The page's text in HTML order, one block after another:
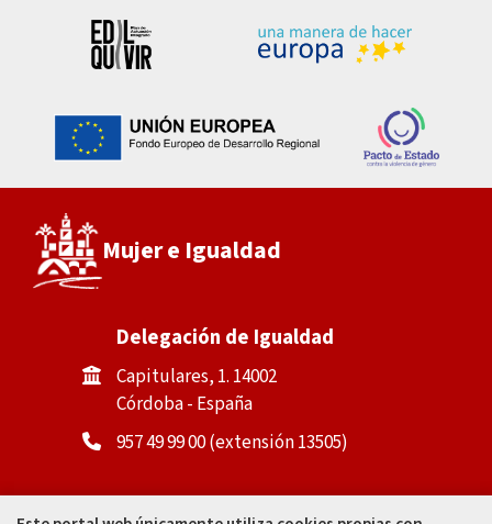
Mujer e Igualdad
Delegación de Igualdad
Capitulares, 1. 14002
Córdoba - España
957 49 99 00 (extensión 13505)
Casa de la Igualdad